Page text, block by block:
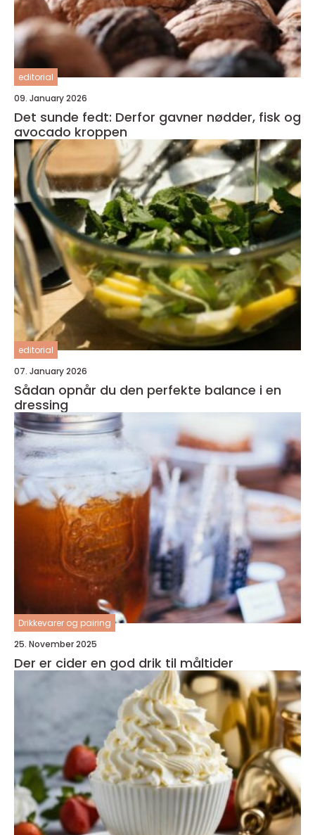
editorial
09. January 2026
Det sunde fedt: Derfor gavner nødder, fisk og
avocado kroppen
editorial
07. January 2026
Sådan opnår du den perfekte balance i en
dressing
Drikkevarer og pairing
25. November 2025
Der er cider en god drik til måltider